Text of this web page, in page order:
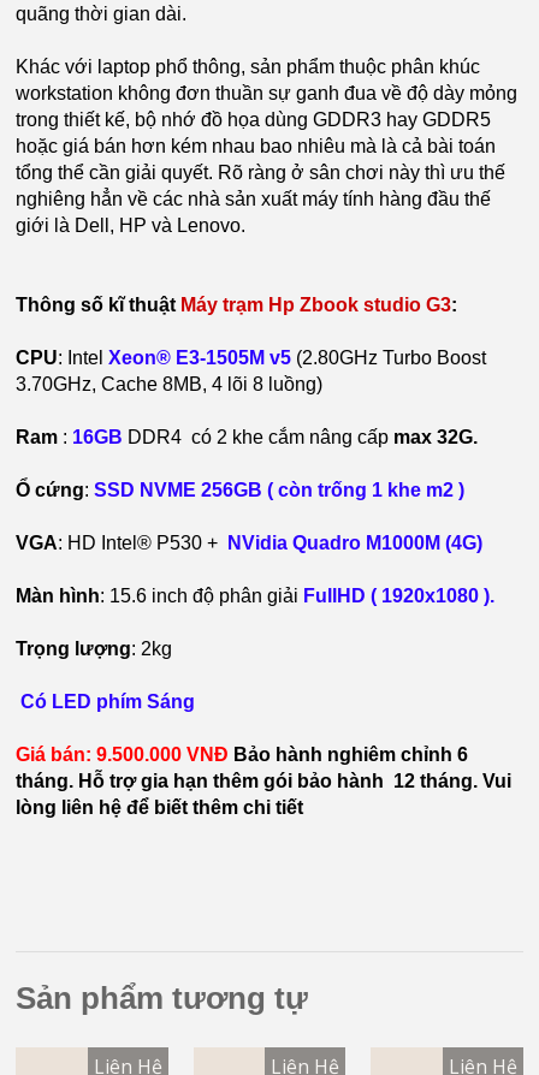
quãng thời gian dài.
Khác với laptop phổ thông, sản phẩm thuộc phân khúc
workstation không đơn thuần sự ganh đua về độ dày mỏng
trong thiết kế, bộ nhớ đồ họa dùng GDDR3 hay GDDR5
hoặc giá bán hơn kém nhau bao nhiêu mà là cả bài toán
tổng thể cần giải quyết. Rõ ràng ở sân chơi này thì ưu thế
nghiêng hẳn về các nhà sản xuất máy tính hàng đầu thế
giới là Dell, HP và Lenovo.
Thông số kĩ thuật Máy trạm Hp Zbook studio G3:
CPU: IntelXeon® E3-1505M v5 (2.80GHz Turbo Boost
3.70GHz, Cache 8MB, 4 lõi 8 luồng)
Ram : 16GB DDR4 có 2 khe cắm nâng cấp max 32G.
Ổ cứng:SSD NVME 256GB ( còn trống 1 khe m2 )
VGA: HD Intel® P530 + NVidia Quadro M1000M (4G)
Màn hình: 15.6 inch độ phân giải FullHD ( 1920x1080 ).
Trọng lượng: 2kg
Có LED phím Sáng
Giá bán: 9.500.000 VNĐ Bảo hành nghiêm chỉnh 6
tháng. Hỗ trợ gia hạn thêm gói bảo hành 12 tháng. Vui
lòng liên hệ để biết thêm chi tiết
Sản phẩm tương tự
Liên Hệ Liên Hệ Liên Hệ